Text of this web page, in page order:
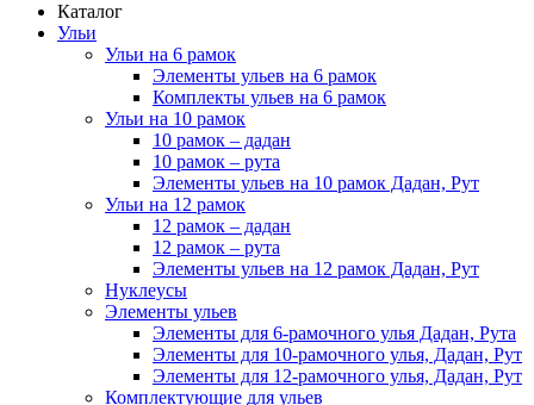
Каталог
Ульи
Ульи на 6 рамок
Элементы ульев на 6 рамок
Комплекты ульев на 6 рамок
Ульи на 10 рамок
10 рамок – дадан
10 рамок – рута
Элементы ульев на 10 рамок Дадан, Рут
Ульи на 12 рамок
12 рамок – дадан
12 рамок – рута
Элементы ульев на 12 рамок Дадан, Рут
Нуклеусы
Элементы ульев
Элементы для 6-рамочного улья Дадан, Рута
Элементы для 10-рамочного улья, Дадан, Рут
Элементы для 12-рамочного улья, Дадан, Рут
Комплектующие для ульев